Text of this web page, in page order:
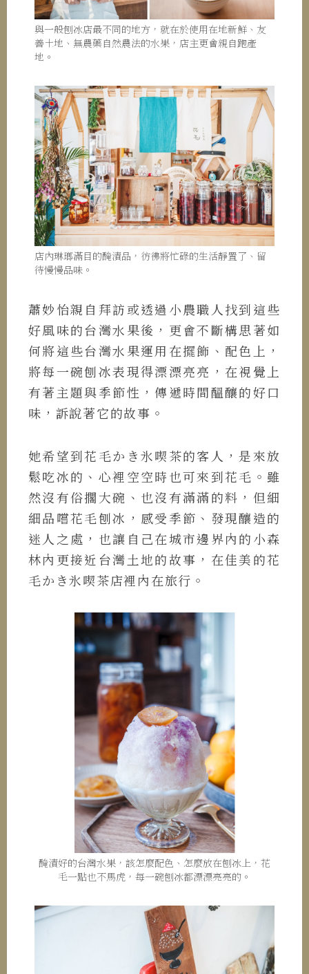
與一般刨冰店最不同的地方，就在於使用在地新鮮、友
善土地、無農藥自然農法的水果，店主更會親自跑產
地。
店內琳瑯滿目的醃漬品，彷彿將忙碌的生活靜置了、留
待慢慢品味。
蕭妙怡親自拜訪或透過小農職人找到這些
好風味的台灣水果後，更會不斷構思著如
何將這些台灣水果運用在擺飾、配色上，
將每一碗刨冰表現得漂漂亮亮，在視覺上
有著主題與季節性，傳遞時間醞釀的好口
味，訴說著它的故事。
她希望到花毛かき氷喫茶的客人，是來放
鬆吃冰的、心裡空空時也可來到花毛。雖
然沒有俗擱大碗、也沒有滿滿的料，但細
細品嚐花毛刨冰，感受季節、發現釀造的
迷人之處，也讓自己在城市邊界內的小森
林內更接近台灣土地的故事，在佳美的花
毛かき氷喫茶店裡內在旅行。
醃漬好的台灣水果，該怎麼配色、怎麼放在刨冰上，花
毛一點也不馬虎，每一碗刨冰都漂漂亮亮的。